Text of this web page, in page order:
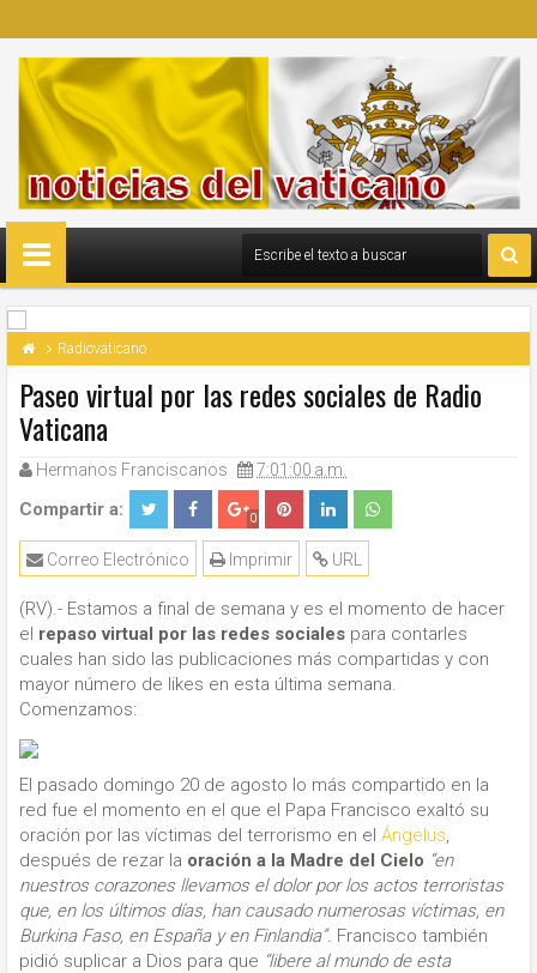
Radiovaticano
Paseo virtual por las redes sociales de Radio
Vaticana
Hermanos Franciscanos 7:01:00 a.m.
Compartir a: 0
URL
Imprimir
Correo Electrónico
(RV).- Estamos a final de semana y es el momento de hacer
el repaso virtual por las redes sociales para contarles
cuales han sido las publicaciones más compartidas y con
mayor número de likes en esta última semana.
Comenzamos:
El pasado domingo 20 de agosto lo más compartido en la
red fue el momento en el que el Papa Francisco exaltó su
oración por las víctimas del terrorismo en el Ángelus,
después de rezar la oración a la Madre del Cielo “en
nuestros corazones llevamos el dolor por los actos terroristas
que, en los últimos días, han causado numerosas víctimas, en
Burkina Faso, en España y en Finlandia”. Francisco también
pidió suplicar a Dios para que “libere al mundo de esta